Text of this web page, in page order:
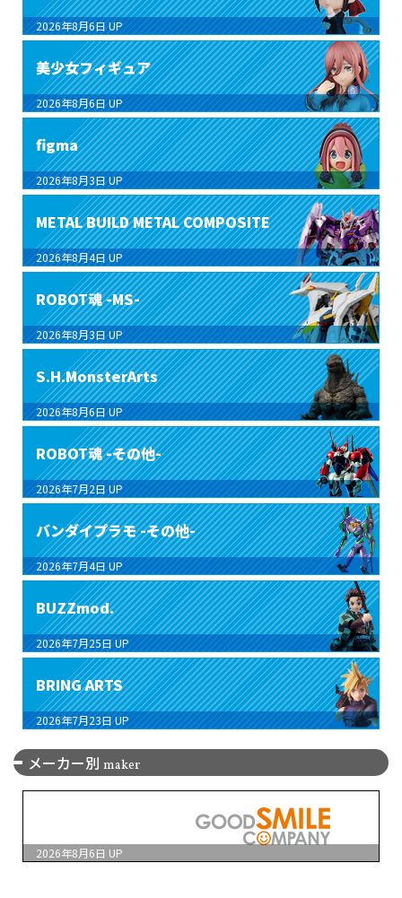
2026年8月6日 UP
美少女フィギュア
2026年8月6日 UP
figma
2026年8月3日 UP
METAL BUILD METAL COMPOSITE
2026年8月4日 UP
ROBOT魂 -MS-
2026年8月3日 UP
S.H.MonsterArts
2026年8月6日 UP
ROBOT魂 -その他-
2026年7月2日 UP
バンダイプラモ -その他-
2026年7月4日 UP
BUZZmod.
2026年7月25日 UP
BRING ARTS
2026年7月23日 UP
メーカー別 maker
2026年8月6日 UP